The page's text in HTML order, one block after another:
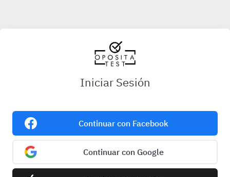
Iniciar Sesión
Continuar con Facebook
Continuar con Google